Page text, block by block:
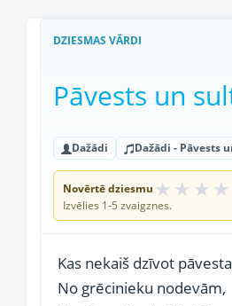
DZIESMAS VĀRDI
Pāvests un
Dažādi Dažādi - Pāvests
Novērtē dziesmu ★ ★ ★ ★
Izvēlies 1-5 zvaigznes.
Kas nekaiš dzīvot
No grēcinieku nodevām,